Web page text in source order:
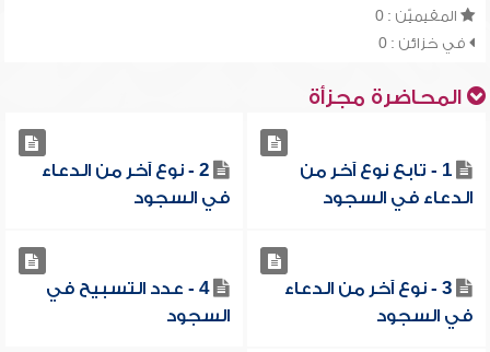
المقيميّن : 0
في خزائن : 0
المحاضرة مجزأة
1 - تابع نوع آخر من
الدعاء في السجود
2 - نوع آخر من الدعاء
في السجود
3 - نوع آخر من الدعاء
في السجود
4 - عدد التسبيح في
السجود